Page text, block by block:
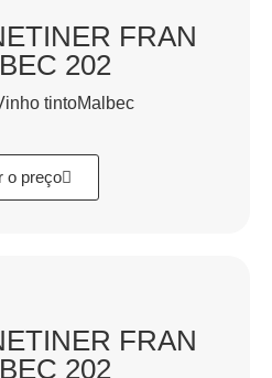
FRAN
202
tintoMalbec
o preço
FRAN
202